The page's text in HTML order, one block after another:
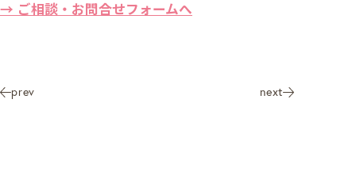
→ ご相談・お問合せフォームへ
prev next